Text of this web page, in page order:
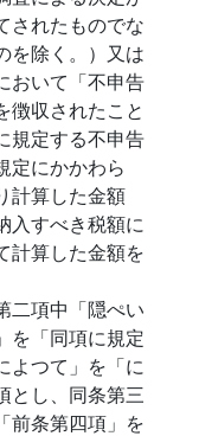
されたものでな
を除く。）又は
おいて「不申告
徴収されたこと
規定する不申告
定にかかわら
計算した金額
入すべき税額に
計算した金額を
二項中「隠ぺい
を「同項に規定
よつて」を「に
とし、同条第三
前条第四項」を